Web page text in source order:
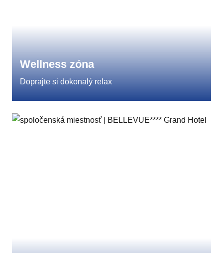
Wellness zóna
Doprajte si dokonalý relax